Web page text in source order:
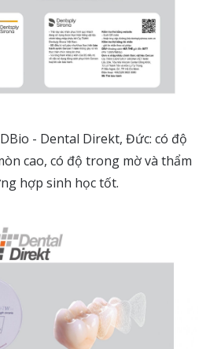
- Dental Direkt, Đức: có độ
cao, có độ trong mờ và thẩm
hợp sinh học tốt.